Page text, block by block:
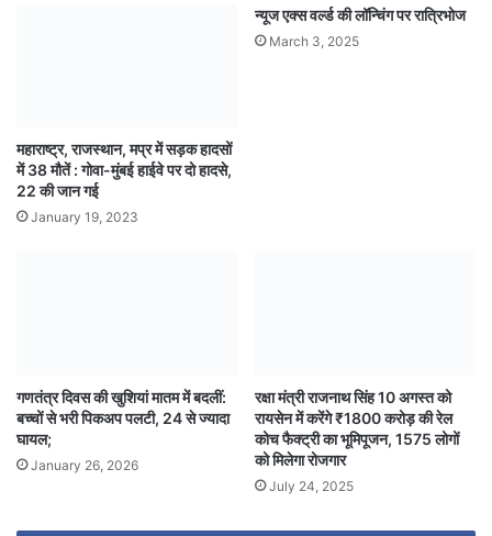
महाराष्ट्र, राजस्थान, मप्र में सड़क हादसों
में 38 मौतें : गोवा-मुंबई हाईवे पर दो हादसे,
22 की जान गई
January 19, 2023
न्यूज एक्स वर्ल्ड की लॉन्चिंग पर रात्रिभोज
March 3, 2025
गणतंत्र दिवस की खुशियां मातम में बदलीं:
बच्चों से भरी पिकअप पलटी, 24 से ज्यादा
घायल;
January 26, 2026
रक्षा मंत्री राजनाथ सिंह 10 अगस्त को
रायसेन में करेंगे ₹1800 करोड़ की रेल
कोच फैक्ट्री का भूमिपूजन, 1575 लोगों
को मिलेगा रोजगार
July 24, 2025